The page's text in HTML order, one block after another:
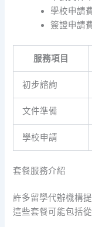
學校申請
簽證申請
服務項目
初步諮詢
文件準備
學校申請
套餐服務介紹
許多留學代辦機構
這些套餐可能包括